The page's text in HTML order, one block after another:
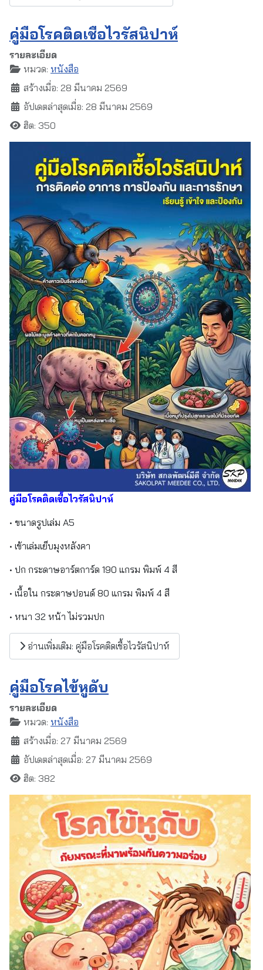
คู่มือโรคติดเชื้อไวรัสนิปาห์
รายละเอียด
หมวด: หนังสือ
สร้างเมื่อ: 28 มีนาคม 2569
อัปเดตล่าสุดเมื่อ: 28 มีนาคม 2569
ฮิต: 350
คู่มือโรคติดเชื้อไวรัสนิปาห์
• ขนาดรูปเล่ม A5
• เข้าเล่มเย็บมุงหลังคา
• ปก กระดาษอาร์ตการ์ด 190 แกรม พิมพ์ 4 สี
• เนื้อใน กระดาษปอนด์ 80 แกรม พิมพ์ 4 สี
• หนา 32 หน้า ไม่รวมปก
อ่านเพิ่มเติม: คู่มือโรคติดเชื้อไวรัสนิปาห์
คู่มือโรคไข้หูดับ
รายละเอียด
หมวด: หนังสือ
สร้างเมื่อ: 27 มีนาคม 2569
อัปเดตล่าสุดเมื่อ: 27 มีนาคม 2569
ฮิต: 382